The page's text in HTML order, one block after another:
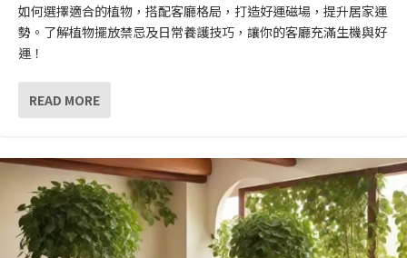
如何選擇適合的植物，搭配客廳格局，打造好運磁場，提升居家運
勢。了解植物擺放禁忌及日常養護技巧，讓你的客廳充滿生機與好
運！
READ MORE